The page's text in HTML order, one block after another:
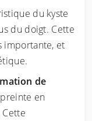
du kyste
du doigt. Cette
importante, et
de
en